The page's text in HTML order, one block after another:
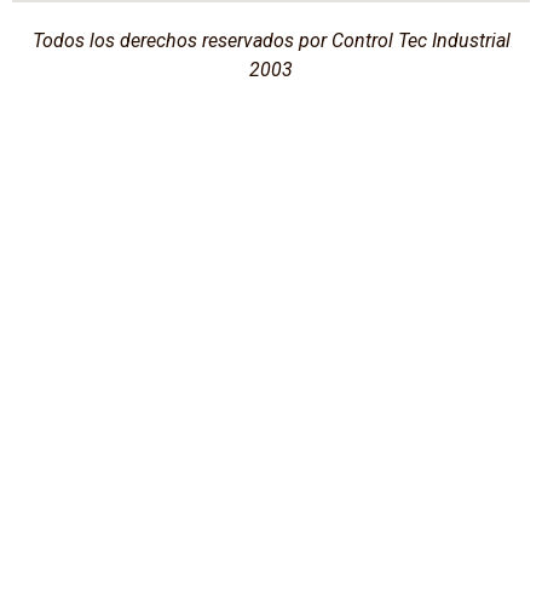
Todos los derechos reservados por Control Tec Industrial
2003